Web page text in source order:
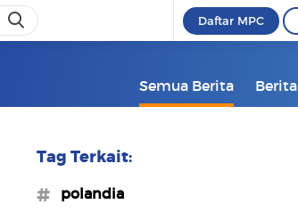
Daftar MPC
Semua Berita Berita
Tag Terkait:
#polandia